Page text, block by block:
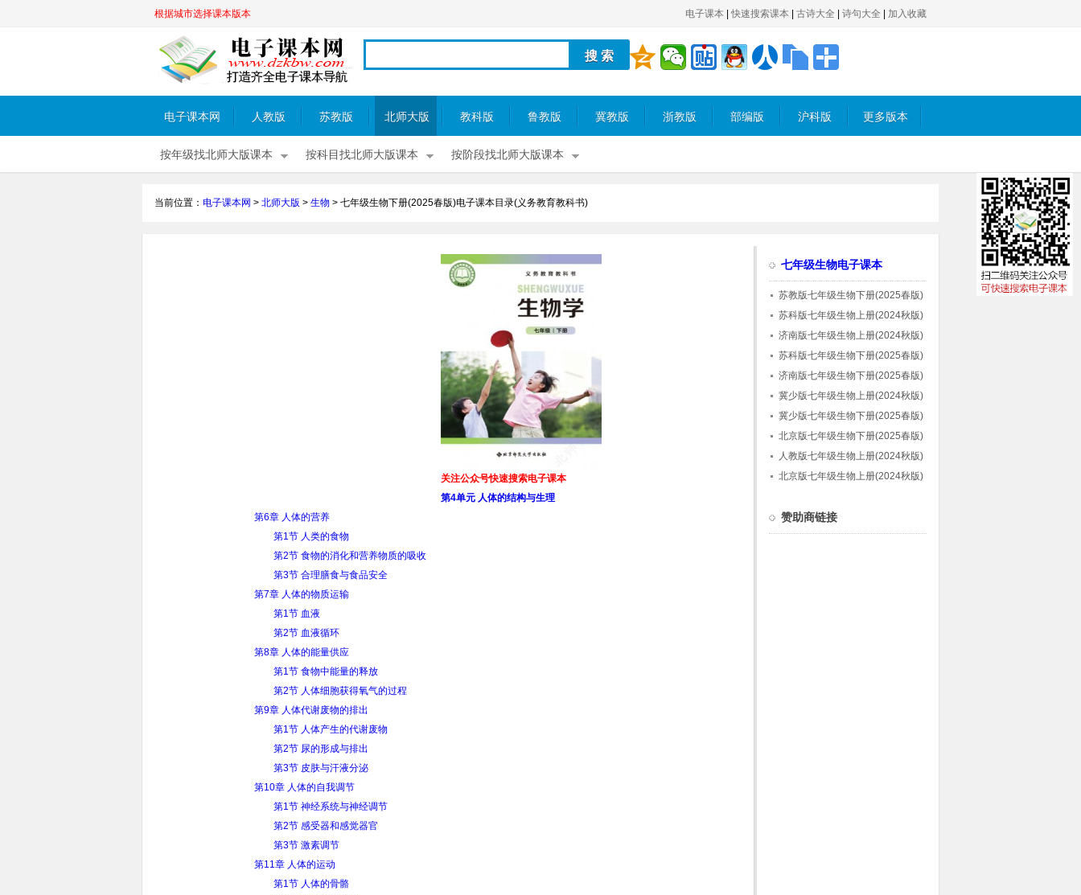
根据城市选择课本版本 电子课本 快速搜索课本 古诗大全 诗句大全 加入收藏
电子课本网 人教版 苏教版 北师大版 教科版 鲁教版 冀教版 浙教版 部编版 沪科版 更多版本
按年级找北师大版课本 按科目找北师大版课本 按阶段找北师大版课本
当前位置： 电子课本网 > 北师大版 > 生物 > 七年级生物下册(2025春版)电子课本目录(义务教育教科书)
关注公众号快速搜索电子课本
第4单元 人体的结构与生理
第6章 人体的营养
第1节 人类的食物
第2节 食物的消化和营养物质的吸收
第3节 合理膳食与食品安全
第7章 人体的物质运输
第1节 血液
第2节 血液循环
第8章 人体的能量供应
第1节 食物中能量的释放
第2节 人体细胞获得氧气的过程
第9章 人体代谢废物的排出
第1节 人体产生的代谢废物
第2节 尿的形成与排出
第3节 皮肤与汗液分泌
第10章 人体的自我调节
第1节 神经系统与神经调节
第2节 感受器和感觉器官
第3节 激素调节
第11章 人体的运动
第1节 人体的骨骼
七年级生物电子课本
苏教版七年级生物下册(2025春版)
苏科版七年级生物上册(2024秋版)
济南版七年级生物上册(2024秋版)
苏科版七年级生物下册(2025春版)
济南版七年级生物下册(2025春版)
冀少版七年级生物上册(2024秋版)
冀少版七年级生物下册(2025春版)
北京版七年级生物下册(2025春版)
人教版七年级生物上册(2024秋版)
北京版七年级生物上册(2024秋版)
赞助商链接